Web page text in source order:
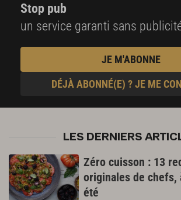
Stop pub
un service garanti sans
JE M'ABONNE
DÉJÀ ABONNÉ(E) ? JE ME
LES DERNIERS
Zéro cuisson : 13
originales de chefs,
été